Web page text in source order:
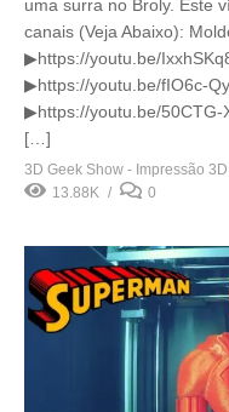
uma surra no Broly. Este
canais (Veja Abaixo):
▶https://youtu.be/
▶https://youtu.be/fIO6c-
▶https://youtu.be/50CTG-
[…]
3D Geek Show - Impressão 3D
13.88K
0